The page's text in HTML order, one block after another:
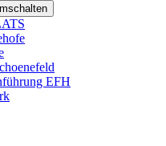
EFH